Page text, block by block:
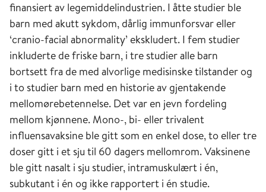
finansiert av legemiddelindustrien. I åtte studier ble
barn med akutt sykdom, dårlig immunforsvar eller
‘cranio-facial abnormality’ ekskludert. I fem studier
inkluderte de friske barn, i tre studier alle barn
bortsett fra de med alvorlige medisinske tilstander og
i to studier barn med en historie av gjentakende
mellomørebetennelse. Det var en jevn fordeling
mellom kjønnene. Mono-, bi- eller trivalent
influensavaksine ble gitt som en enkel dose, to eller tre
doser gitt i et sju til 60 dagers mellomrom. Vaksinene
ble gitt nasalt i sju studier, intramuskulært i én,
subkutant i én og ikke rapportert i én studie.